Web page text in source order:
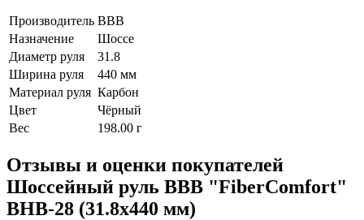
Производитель BBB
Назначение
Шоссе
Диаметр руля
31.8
Ширина руля
440 мм
Материал руля Карбон
Цвет
Чёрный
Вес
198.00 г
Отзывы и оценки покупателей
Шоссейный руль BBB "FiberComfort"
BHB-28 (31.8х440 мм)